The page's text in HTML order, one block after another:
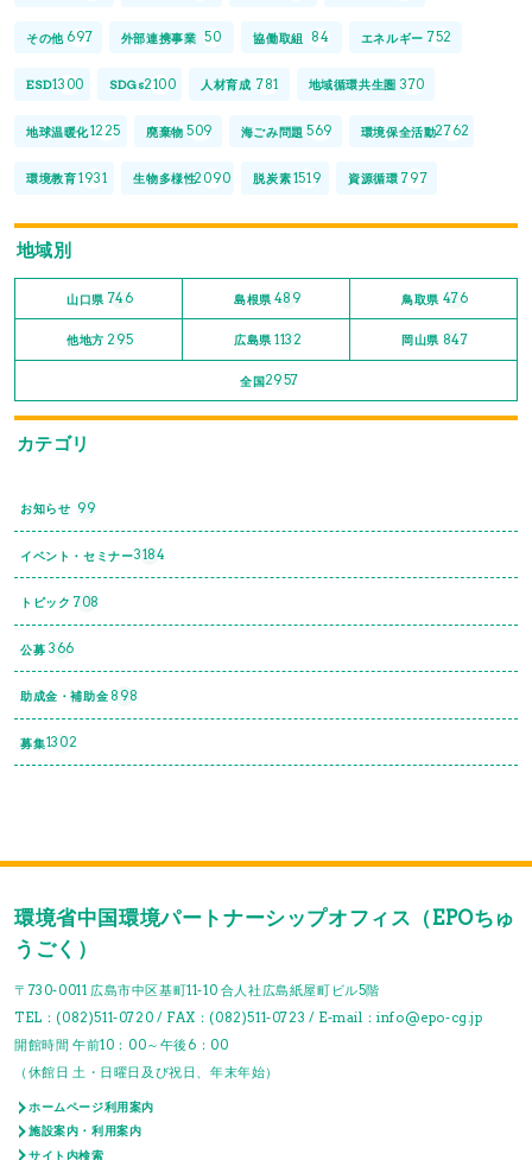
その他 697 外部連携事業 50 協働取組 84 エネルギー 752
ESD1300 SDGs2100 人材育成 781 地域循環共生圏 370
地球温暖化1225 廃棄物 509 海ごみ問題 569 環境保全活動2762
環境教育1931 生物多様性2090 脱炭素1519 資源循環 797
地域別
山口県 746 島根県 489 鳥取県 476
他地方 295 広島県 1132 岡山県 847
全国2957
カテゴリ
お知らせ 99
イベント・セミナー3184
トピック 708
公募 366
助成金・補助金 898
募集1302
環境省中国環境パートナーシップオフィス（EPOちゅ
うごく）
〒730-0011 広島市中区基町11-10 合人社広島紙屋町ビル5階
TEL：(082)511-0720 / FAX：(082)511-0723 / E-mail：info@epo-cg.jp
開館時間 午前10：00～午後6：00
（休館日 土・日曜日及び祝日、年末年始）
ホームページ利用案内
施設案内・利用案内
サイト内検索